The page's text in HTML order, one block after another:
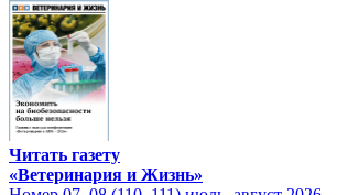
Читать газету
«Ветеринария и Жизнь»